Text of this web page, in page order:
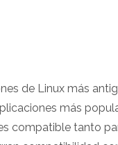
de Linux más
más
compatible tanto